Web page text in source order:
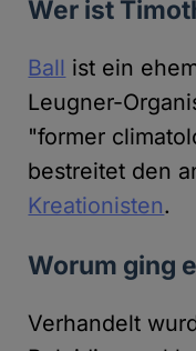
Wer ist
Ball ist ein
Leugner-
"former
bestreitet den
Kreationisten.
Worum ging
Verhandelt